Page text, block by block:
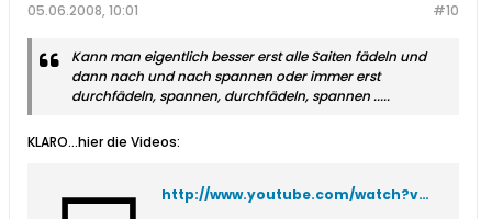
#10
05.06.2008, 10:01
Kann man eigentlich besser erst alle Saiten fädeln und
dann nach und nach spannen oder immer erst
durchfädeln, spannen, durchfädeln, spannen .....
KLARO...hier die Videos:
http://www.youtube.com/watch?v=FIjO9MLTjJk